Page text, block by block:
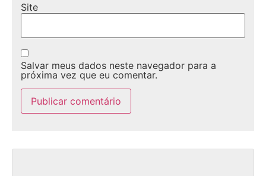
Site
Salvar meus dados neste navegador para a
próxima vez que eu comentar.